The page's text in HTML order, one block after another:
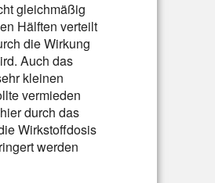
gleichmäßig
Hälften verteilt
die Wirkung
Auch das
kleinen
vermieden
durch das
Wirkstoffdosis
werden